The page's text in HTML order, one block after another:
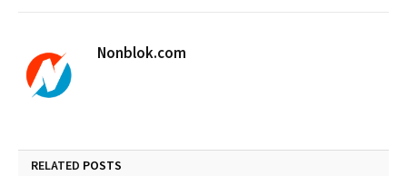
Nonblok.com
RELATED POSTS